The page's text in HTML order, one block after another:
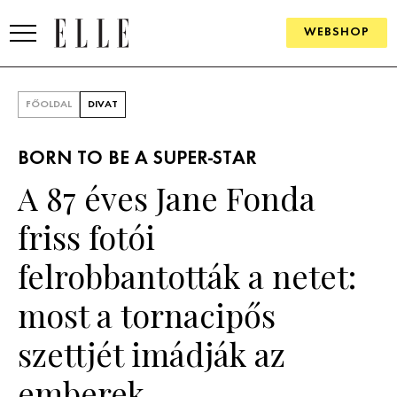
WEBSHOP
SZÉPSÉG
ÉLETMÓD
PÁRKAPCSOLAT
FŐOLDAL DIVAT
BORN TO BE A SUPER-STAR
A 87 éves Jane Fonda
friss fotói
felrobbantották a netet:
most a tornacipős
szettjét imádják az